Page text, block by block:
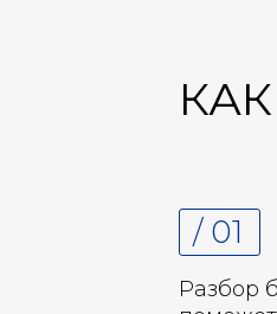
/ 01
Разбор